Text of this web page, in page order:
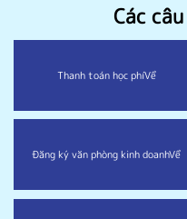
Các
Thanh toán học phíVề
Đăng ký văn phòng kinh doanhVề